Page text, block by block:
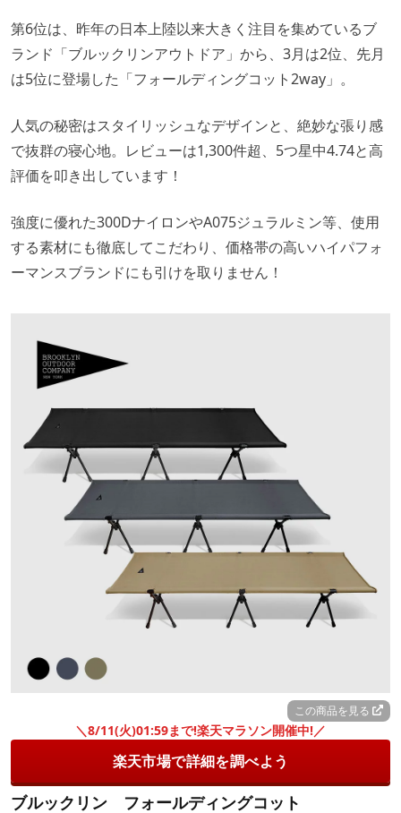
第6位は、昨年の日本上陸以来大きく注目を集めているブ
ランド「ブルックリンアウトドア」から、3月は2位、先月
は5位に登場した「フォールディングコット2way」。
人気の秘密はスタイリッシュなデザインと、絶妙な張り感
で抜群の寝心地。レビューは1,300件超、5つ星中4.74と高
評価を叩き出しています！
強度に優れた300DナイロンやA075ジュラルミン等、使用
する素材にも徹底してこだわり、価格帯の高いハイパフォ
ーマンスブランドにも引けを取りません！
この商品を見る
＼8/11(火)01:59まで!楽天マラソン開催中!／
楽天市場で詳細を調べよう
ブルックリン フォールディングコット